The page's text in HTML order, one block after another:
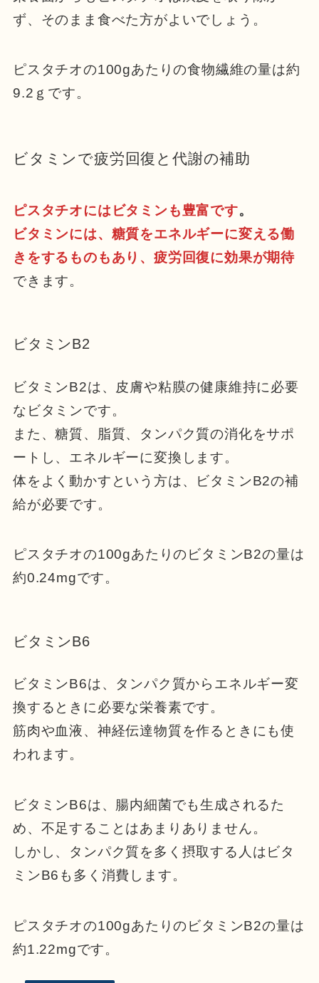
ず、そのまま食べた方がよいでしょう。
ピスタチオの100gあたりの食物繊維の量は約
9.2ｇです。
ビタミンで疲労回復と代謝の補助
ピスタチオにはビタミンも豊富です。
ビタミンには、糖質をエネルギーに変える働
きをするものもあり、疲労回復に効果が期待
できます。
ビタミンB2
ビタミンB2は、皮膚や粘膜の健康維持に必要
なビタミンです。
また、糖質、脂質、タンパク質の消化をサポ
ートし、エネルギーに変換します。
体をよく動かすという方は、ビタミンB2の補
給が必要です。
ピスタチオの100gあたりのビタミンB2の量は
約0.24mgです。
ビタミンB6
ビタミンB6は、タンパク質からエネルギー変
換するときに必要な栄養素です。
筋肉や血液、神経伝達物質を作るときにも使
われます。
ビタミンB6は、腸内細菌でも生成されるた
め、不足することはあまりありません。
しかし、タンパク質を多く摂取する人はビタ
ミンB6も多く消費します。
ピスタチオの100gあたりのビタミンB2の量は
約1.22mgです。